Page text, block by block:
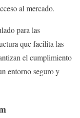
al mercado.
para las
que facilita las
el cumplimiento
entorno seguro y